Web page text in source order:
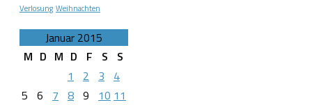
Verlosung Weihnachten
Januar 2015
M D M D F S
S
1
2 3
4
5 6 7 8 9 10 11